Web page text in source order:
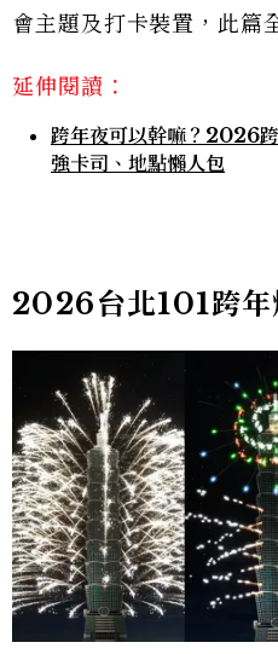
會主題及打卡裝置，此篇
延伸閱讀：
跨年夜可以幹嘛？2026
強卡司、地點懶人包
2026台北101跨年